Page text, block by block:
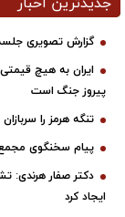
جدیدترین اخبار
گزارش تصویری جلسه
ایران به هیچ
پیروز جنگ است
تنگه هرمز را
پیام سخنگوی
دکتر صفار هرندی:
ایجاد کرد